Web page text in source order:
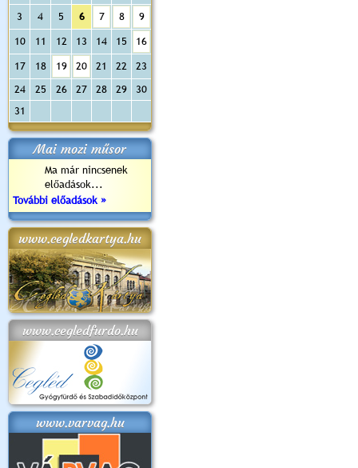
3
4 5 6 7 8 9
10 11 12 13 14 15 16
17 18 19 20 21 22
23
24
25 26 27 28 29
30
31
Mai mozi műsor
Ma már nincsenek
előadások...
További előadások »
www.cegledkartya.hu
www.cegledfurdo.hu
www.varvag.hu